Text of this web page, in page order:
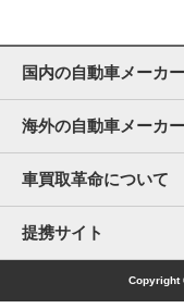
国内の自動車メーカー
海外の自動車メーカー
車買取革命について
提携サイト
Copyright